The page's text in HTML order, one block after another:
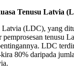
Tenusu Latvia
Latvia (LDC), yang
tenusu
LDC
80% daripada